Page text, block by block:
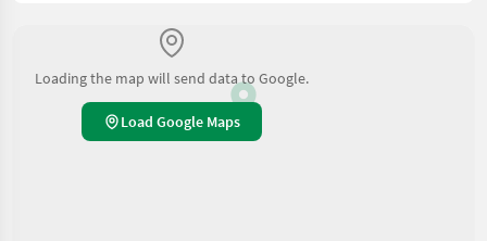
Loading the map will send data to Google.
Load Google Maps